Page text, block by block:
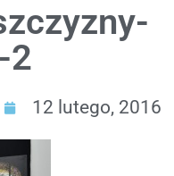
2
12 lutego, 2016